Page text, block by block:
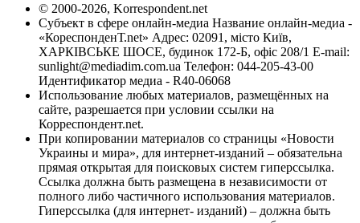
© 2000-2026, Korrespondent.net
Субъект в сфере онлайн-медиа Название онлайн-медиа -
«КореспонденТ.net» Адрес: 02091, місто Київ,
ХАРКІВСЬКЕ ШОСЕ, будинок 172-Б, офіс 208/1 E-mail:
sunlight@mediadim.com.ua Телефон: 044-205-43-00
Идентификатор медиа - R40-06068
Использование любых материалов, размещённых на
сайте, разрешается при условии ссылки на
Корреспондент.net.
При копировании материалов со страницы «Новости
Украины и мира», для интернет-изданий – обязательна
прямая открытая для поисковых систем гиперссылка.
Ссылка должна быть размещена в независимости от
полного либо частичного использования материалов.
Гиперссылка (для интернет- изданий) – должна быть